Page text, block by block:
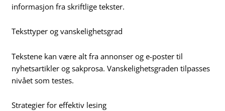
informasjon fra skriftlige tekster.
Teksttyper og vanskelighetsgrad
Tekstene kan være alt fra annonser og e-poster til
nyhetsartikler og sakprosa. Vanskelighetsgraden tilpasses
nivået som testes.
Strategier for effektiv lesing